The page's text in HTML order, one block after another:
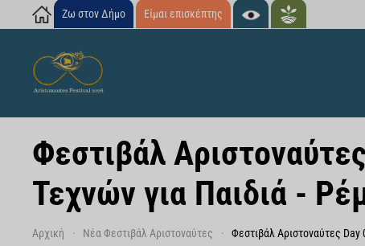
Ζω στον Δήμο Είμαι επισκέπτης
Φεστιβάλ
Τεχνών για Παιδιά -
Αρχική Νέα Φεστιβάλ Αριστοναύτες Φεστιβάλ Αριστοναύτες